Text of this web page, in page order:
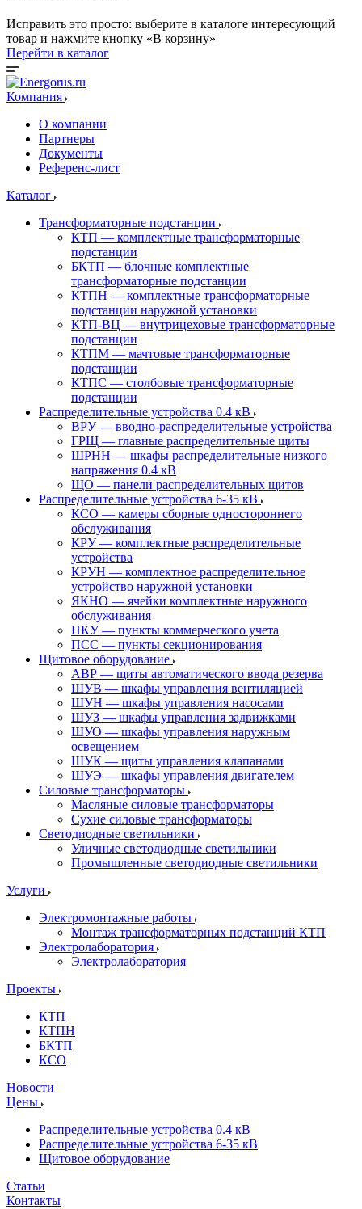
Исправить это просто: выберите в каталоге интересующий
товар и нажмите кнопку «В корзину»
Перейти в каталог
Компания
О компании
Партнеры
Документы
Референс-лист
Каталог
Трансформаторные подстанции
КТП — комплектные трансформаторные
подстанции
БКТП — блочные комплектные
трансформаторные подстанции
КТПН — комплектные трансформаторные
подстанции наружной установки
КТП-ВЦ — внутрицеховые трансформаторные
подстанции
КТПМ — мачтовые трансформаторные
подстанции
КТПС — столбовые трансформаторные
подстанции
Распределительные устройства 0.4 кВ
ВРУ — вводно-распределительные устройства
ГРЩ — главные распределительные щиты
ШРНН — шкафы распределительные низкого
напряжения 0.4 кВ
ЩО — панели распределительных щитов
Распределительные устройства 6-35 кВ
КСО — камеры сборные одностороннего
обслуживания
КРУ — комплектные распределительные
устройства
КРУН — комплектное распределительное
устройство наружной установки
ЯКНО — ячейки комплектные наружного
обслуживания
ПКУ — пункты коммерческого учета
ПСС — пункты секционирования
Щитовое оборудование
АВР — щиты автоматического ввода резерва
ШУВ — шкафы управления вентиляцией
ШУН — шкафы управления насосами
ШУЗ — шкафы управления задвижками
ШУО — шкафы управления наружным
освещением
ШУК — щиты управления клапанами
ШУЭ — шкафы управления двигателем
Силовые трансформаторы
Масляные силовые трансформаторы
Сухие силовые трансформаторы
Светодиодные светильники
Уличные светодиодные светильники
Промышленные светодиодные светильники
Услуги
Электромонтажные работы
Монтаж трансформаторных подстанций КТП
Электролаборатория
Электролаборатория
Проекты
КТП
КТПН
БКТП
КСО
Новости
Цены
Распределительные устройства 0.4 кВ
Распределительные устройства 6-35 кВ
Щитовое оборудование
Статьи
Контакты